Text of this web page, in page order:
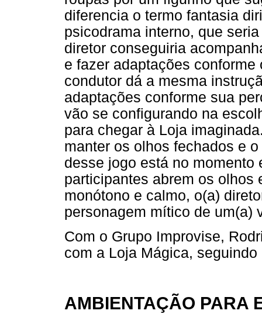
diferencia o termo fantasia
psicodrama interno, que
diretor conseguiria
e fazer adaptações
condutor dá a mesma
adaptações conforme sua
vão se configurando na
para chegar à Loja
manter os olhos fechados e
desse jogo está no
participantes abrem os olhos
monótono e calmo, o(a)
personagem mítico de um(a)
Com o Grupo Improvise,
com a Loja Mágica,
AMBIENTAÇÃO PARA